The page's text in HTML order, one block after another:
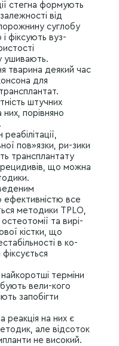
стегна формують
від
суглобу
фіксують вуз-
ушивають.
тварина деякий час
для
штучних
них, порівняно
пов»язки, ри-зики
трансплантату
що можна
все
методики TPLO,
та вирі-
кістки, що
в ко-
фіксується
терміни
вели-кого
запобігти
реакція на них є
але відсоток
не високий.